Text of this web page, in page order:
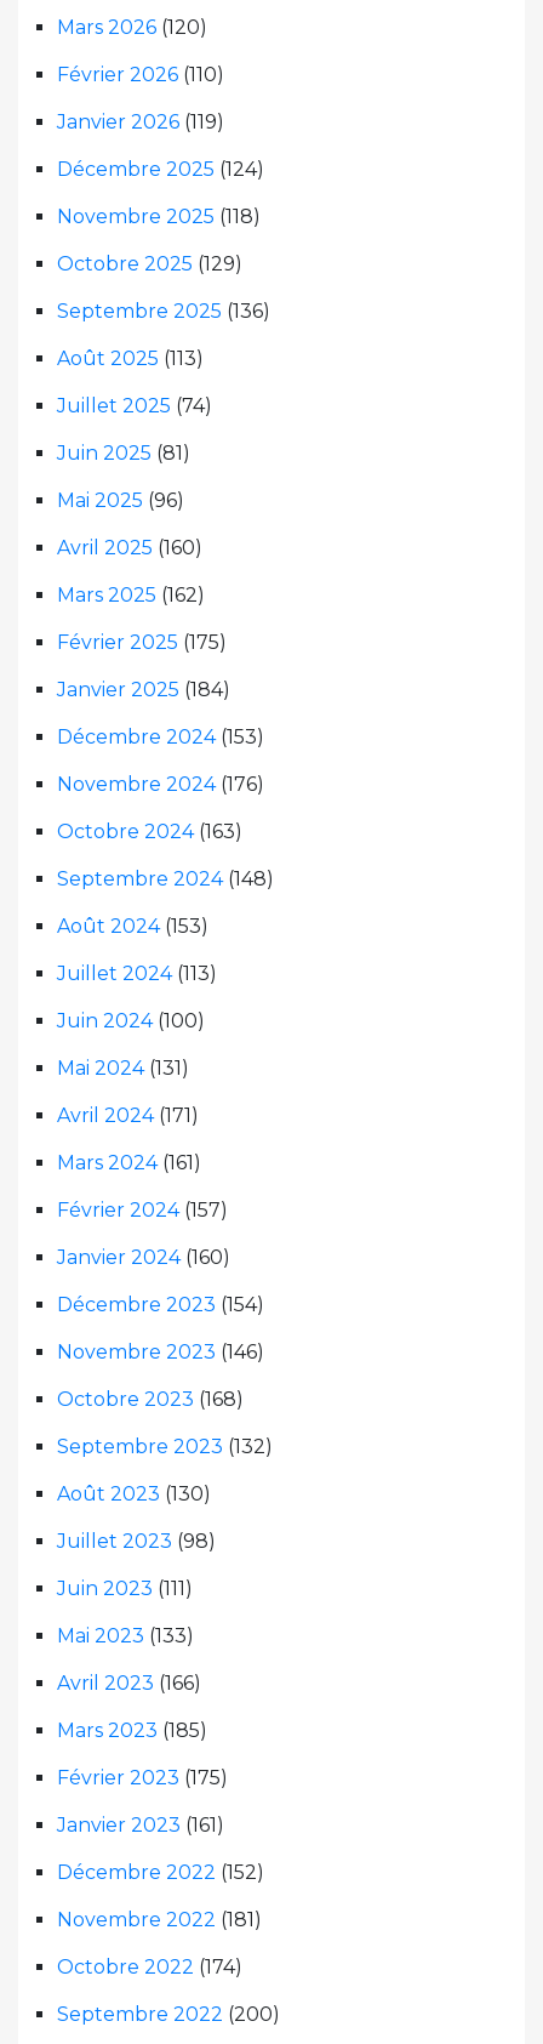
Mars 2026 (120)
Février 2026 (110)
Janvier 2026 (119)
Décembre 2025 (124)
Novembre 2025 (118)
Octobre 2025 (129)
Septembre 2025 (136)
Août 2025 (113)
Juillet 2025 (74)
Juin 2025 (81)
Mai 2025 (96)
Avril 2025 (160)
Mars 2025 (162)
Février 2025 (175)
Janvier 2025 (184)
Décembre 2024(153)
Novembre 2024(176)
Octobre 2024(163)
Septembre 2024(148)
Août 2024(153)
Juillet 2024(113)
Juin 2024(100)
Mai 2024(131)
Avril 2024(171)
Mars 2024(161)
Février 2024(157)
Janvier 2024(160)
Décembre 2023 (154)
Novembre 2023 (146)
Octobre 2023 (168)
Septembre 2023 (132)
Août 2023 (130)
Juillet 2023 (98)
Juin 2023 (111)
Mai 2023 (133)
Avril 2023 (166)
Mars 2023 (185)
Février 2023 (175)
Janvier 2023 (161)
Décembre 2022 (152)
Novembre 2022 (181)
Octobre 2022 (174)
Septembre 2022 (200)